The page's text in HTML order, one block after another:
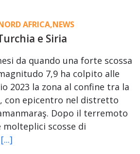
AFRICA,NEWS
e Siria
da quando una forte scossa
7,9 ha colpito alle
2023 la zona al confine tra la
con epicentro nel distretto
Dopo il terremoto
molteplici scosse di
[...]